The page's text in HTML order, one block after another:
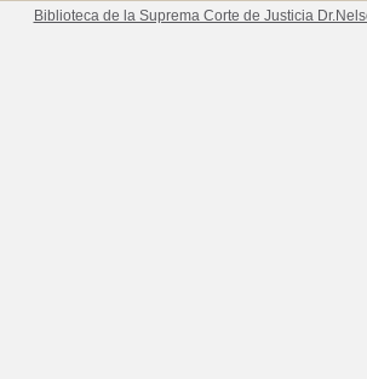
Biblioteca de la Suprema Corte de Justicia